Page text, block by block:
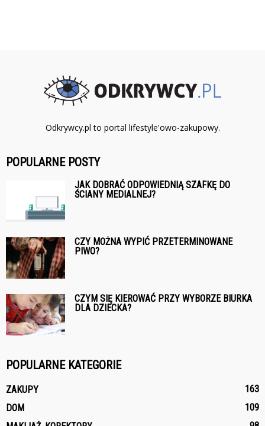
Odkrywcy.pl to portal lifestyle'owo-zakupowy.
POPULARNE POSTY
JAK DOBRAĆ ODPOWIEDNIĄ SZAFKĘ DO
ŚCIANY MEDIALNEJ?
CZY MOŻNA WYPIĆ PRZETERMINOWANE
PIWO?
CZYM SIĘ KIEROWAĆ PRZY WYBORZE BIURKA
DLA DZIECKA?
POPULARNE KATEGORIE
ZAKUPY
163
DOM
109